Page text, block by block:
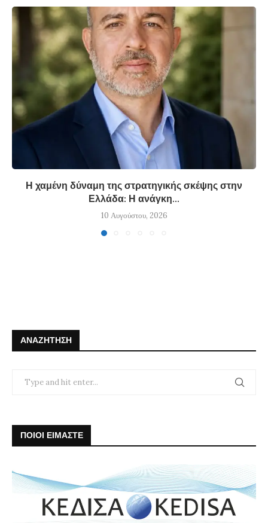
Η χαμένη δύναμη της στρατηγικής σκέψης στην
Ελλάδα: Η ανάγκη...
10 Αυγούστου, 2026
ΑΝΑΖΉΤΗΣΗ
ΠΟΙΟΙ ΕΙΜΑΣΤΕ